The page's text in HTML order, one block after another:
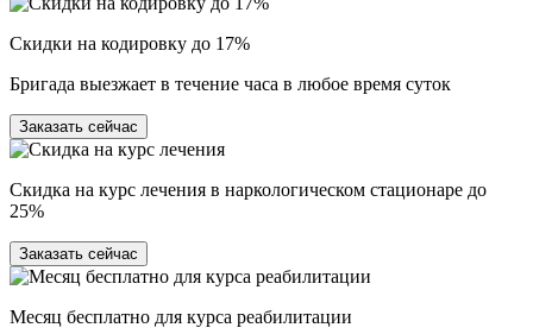
Скидки на кодировку до 17%
Бригада выезжает в течение часа в любое время суток
Заказать сейчас
Скидка на курс лечения в наркологическом стационаре до
25%
Заказать сейчас
Месяц бесплатно для курса реабилитации